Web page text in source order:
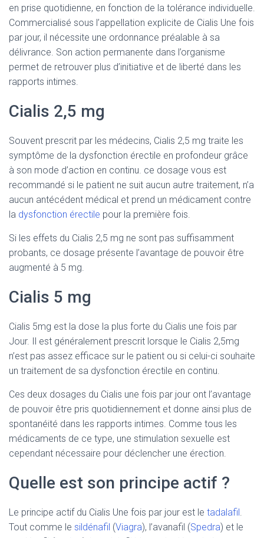
en prise quotidienne, en fonction de la tolérance individuelle.
Commercialisé sous l’appellation explicite de Cialis Une fois
par jour, il nécessite une ordonnance préalable à sa
délivrance. Son action permanente dans l’organisme
permet de retrouver plus d’initiative et de liberté dans les
rapports intimes.
Cialis 2,5 mg
Souvent prescrit par les médecins, Cialis 2,5 mg traite les
symptôme de la dysfonction érectile en profondeur grâce
à son mode d’action en continu. ce dosage vous est
recommandé si le patient ne suit aucun autre traitement, n’a
aucun antécédent médical et prend un médicament contre
la dysfonction érectile pour la première fois.
Si les effets du Cialis 2,5 mg ne sont pas suffisamment
probants, ce dosage présente l’avantage de pouvoir être
augmenté à 5 mg.
Cialis 5 mg
Cialis 5mg est la dose la plus forte du Cialis une fois par
Jour. Il est généralement prescrit lorsque le Cialis 2,5mg
n’est pas assez efficace sur le patient ou si celui-ci souhaite
un traitement de sa dysfonction érectile en continu.
Ces deux dosages du Cialis une fois par jour ont l’avantage
de pouvoir être pris quotidiennement et donne ainsi plus de
spontanéité dans les rapports intimes. Comme tous les
médicaments de ce type, une stimulation sexuelle est
cependant nécessaire pour déclencher une érection.
Quelle est son principe actif ?
Le principe actif du Cialis Une fois par jour est le tadalafil.
Tout comme le sildénafil (Viagra), l’avanafil (Spedra) et le